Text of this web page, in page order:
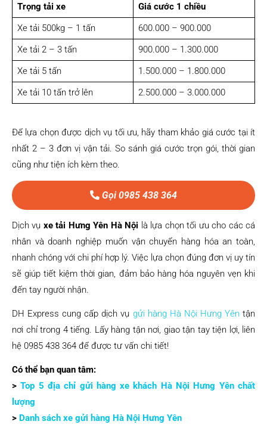
Trọng tải xe
Giá cước 1 chiều
Xe tải 500kg – 1 tấn
600.000 – 900.000
Xe tải 2 – 3 tấn
900.000 – 1.300.000
Xe tải 5 tấn
1.500.000 – 1.800.000
Xe tải 10 tấn trở lên
2.500.000 – 3.000.000
Để lựa chọn được dịch vụ tối ưu, hãy tham khảo giá cước tại ít
nhất 2 – 3 đơn vị vận tải. So sánh giá cước trọn gói, thời gian
cũng như tiện ích kèm theo.
Gọi 0985 438 364
Dịch vụ xe tải Hưng Yên Hà Nội là lựa chọn tối ưu cho các cá
nhân và doanh nghiệp muốn vận chuyển hàng hóa an toàn,
nhanh chóng với chi phí hợp lý. Việc lựa chọn đúng đơn vị uy tín
sẽ giúp tiết kiệm thời gian, đảm bảo hàng hóa nguyên vẹn khi
đến tay người nhận.
DH Express cung cấp dịch vụ gửi hàng Hà Nội Hưng Yêntận
nơi chỉ trong 4 tiếng. Lấy hàng tận nơi, giao tận tay tiện lợi, liên
hệ 0985 438 364 để được tư vấn chi tiết!
Có thể bạn quan tâm:
>Top 5 địa chỉ gửi hàng xe khách Hà Nội Hưng Yên chất
lượng
> Danh sách xe gửi hàng Hà Nội Hưng Yên